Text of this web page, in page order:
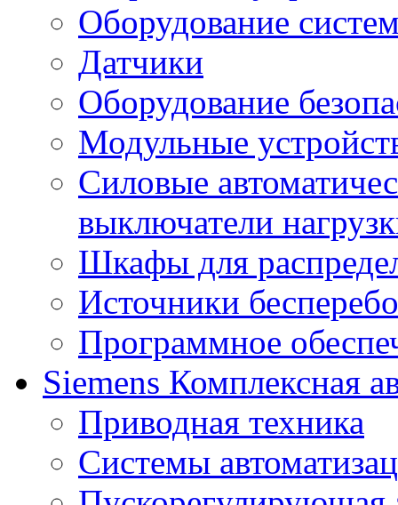
Оборудование
Датчики
Оборудование
Модульные
Силовые
выключатели
Шкафы для
Источники
Программное
Siemens Комплексная
Приводная техника
Системы